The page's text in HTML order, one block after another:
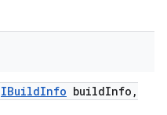
IBuildInfo buildInfo ,